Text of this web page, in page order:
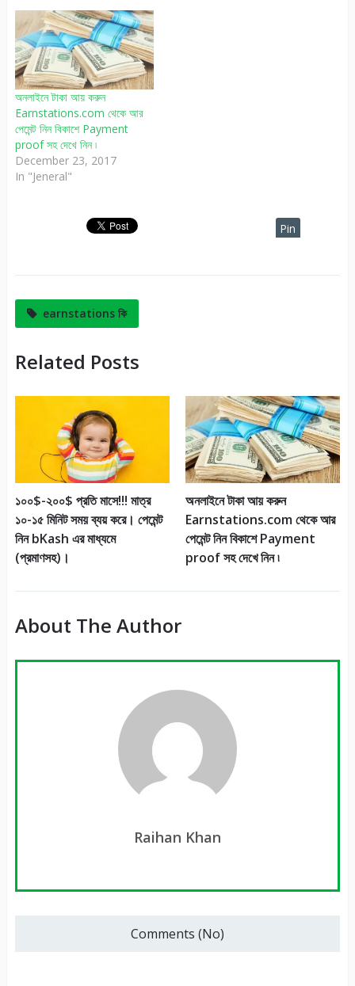
অনলাইনে টাকা আয় করুন
Earnstations.com থেকে আর
পেমেন্ট নিন বিকাশে Payment
proof সহ দেখে নিন ৷
December 23, 2017
In "Jeneral"
Pin
earnstations কি
Related Posts
১০০$-২০০$ প্রতি মাসে!!! মাত্র
১০-১৫ মিনিট সময় ব্যয় করে। পেমেন্ট
নিন bKash এর মাধ্যমে
(প্রমাণসহ)।
অনলাইনে টাকা আয় করুন
Earnstations.com থেকে আর
পেমেন্ট নিন বিকাশে Payment
proof সহ দেখে নিন ৷
About The Author
Raihan Khan
Comments (No)